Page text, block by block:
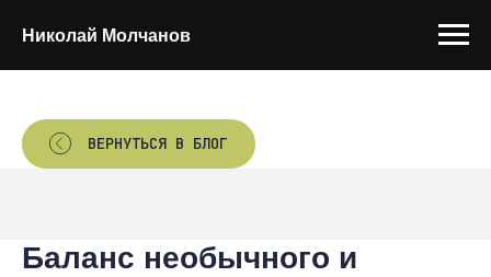
Николай Молчанов
ВЕРНУТЬСЯ В БЛОГ
Баланс необычного и